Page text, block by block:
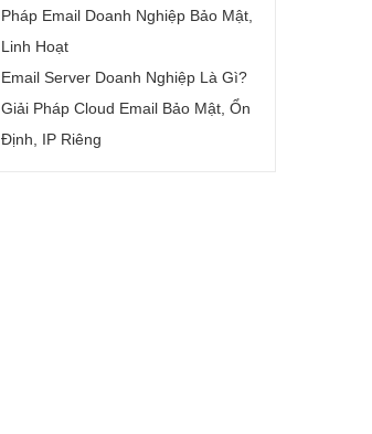
Pháp Email Doanh Nghiệp Bảo Mật,
Linh Hoạt
Email Server Doanh Nghiệp Là Gì?
Giải Pháp Cloud Email Bảo Mật, Ổn
Định, IP Riêng